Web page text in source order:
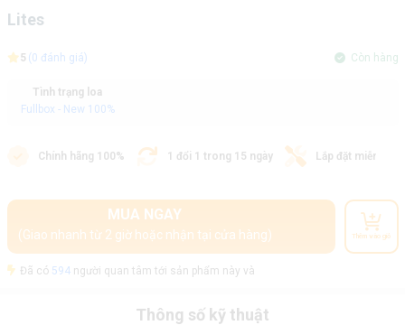
Lites
5 (0 đánh giá) Còn hàng
Tình trạng loa
Fullbox - New 100%
Chính hãng 100% 1 đổi 1 trong 15 ngày Lắp đặt miễn phí
MUA NGAY
(Giao nhanh từ 2 giờ hoặc nhận tại cửa hàng) Thêm vào giỏ
Đã có 594người quan tâm tới sản phẩm này và
Thông số kỹ thuật